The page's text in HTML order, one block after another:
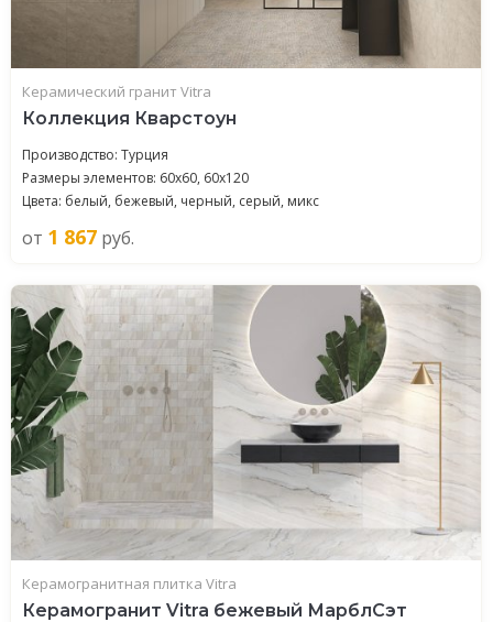
Керамический гранит Vitra
Коллекция Кварстоун
Производство: Турция
Размеры элементов: 60x60, 60x120
Цвета: белый, бежевый, черный, серый, микс
от 1 867 руб.
Керамогранитная плитка Vitra
Керамогранит Vitra бежевый МарблСэт